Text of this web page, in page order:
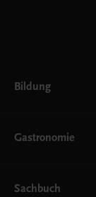
Bildung
AHS
EWF/ZWF
FW
Gastronomie
Getränke
Sachbuch